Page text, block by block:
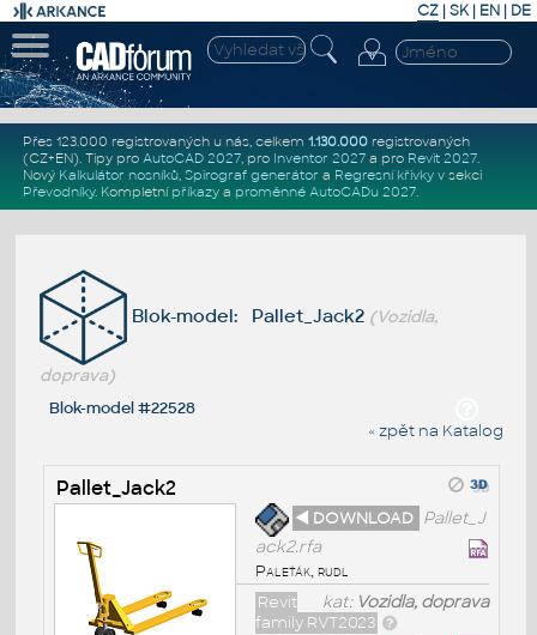
CZ | SK| EN | DE
Přes 123.000 registrovaných u nás, celkem 1.130.000registrovaných
(CZ+EN). Tipy pro AutoCAD 2027, pro Inventor 2027a pro Revit 2027.
Nový Kalkulátor nosníků, Spirograf generátor a Regresní křivkyv sekci
Převodníky. Kompletní příkazya proměnné AutoCADu 2027.
Blok-model: Pallet_Jack2 (Vozidla,
doprava)
Blok-model #22528
« zpět na Katalog
Pallet_Jack2
◄ DOWNLOAD Pallet_J
ack2.rfa
Paleťák, rudl
kat: Vozidla, doprava
Revit
family RVT2023